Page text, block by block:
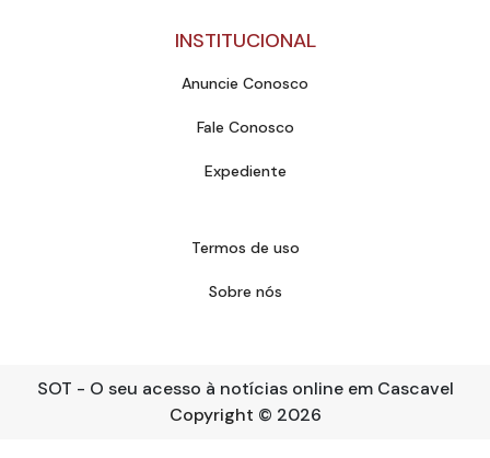
INSTITUCIONAL
Anuncie Conosco
Fale Conosco
Expediente
Termos de uso
Sobre nós
SOT - O seu acesso à notícias online em Cascavel
Copyright © 2026